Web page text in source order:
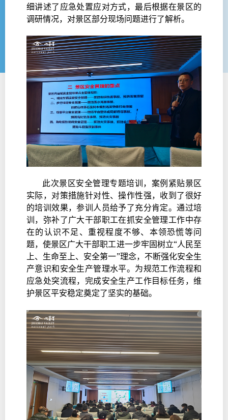
细讲述了应急处置应对方式，最后根据在景区的
调研情况，对景区部分现场问题进行了解析。
此次景区安全管理专题培训，案例紧贴景区
实际，对策措施针对性、操作性强，收到了很好
的培训效果，参训人员给予了充分肯定。通过培
训，弥补了广大干部职工在抓安全管理工作中存
在的认识不足、重视程度不够、本领恐慌等问
题，使景区广大干部职工进一步牢固树立“人民至
上、生命至上、安全第一”理念，不断强化安全生
产意识和安全生产管理水平。为规范工作流程和
应急处突流程，完成安全生产工作目标任务，维
护景区平安稳定奠定了坚实的基础。